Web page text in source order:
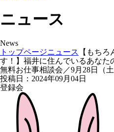
ニュース
News
トップページニュース
【もち
す！】福井に住んでいるあなた
無料お仕事相談会／9月28日（土
投稿日：2024年09月04日
登録会